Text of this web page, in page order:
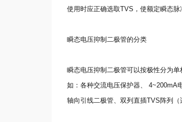
使用时应正确选取TVS，使额定瞬态
瞬态电压抑制二极管的分类
瞬态电压抑制二极管可以按极性分为
如：各种交流电压保护器、 4~200mA
轴向引线二极管、双列直插TVS阵列（